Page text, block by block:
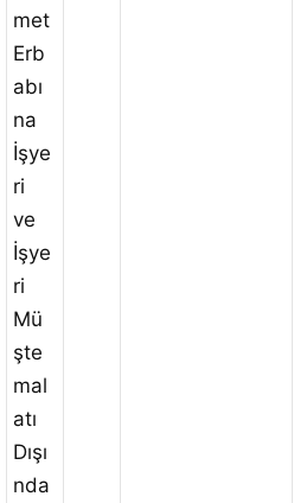
met
Erb
abı
na
İşye
ri
ve
İşye
ri
Mü
şte
mal
atı
Dışı
nda